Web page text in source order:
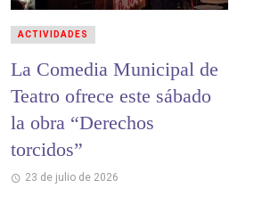
La Comedia Municipal de
Teatro ofrece este sábado
la obra “Derechos
torcidos”
23 de julio de 2026
ACTIVIDADES